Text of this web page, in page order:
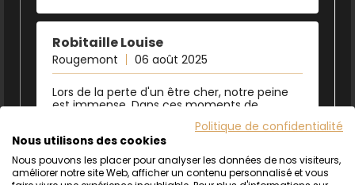
Robitaille Louise
Rougemont 06 août 2025
Lors de la perte d'un être cher, notre peine
est immense. Dans ces moments de
pour soutenir ceux qui restent. La distance
rend ma présence impossible, cependant,
j'espère que cette pensée sincère de
sympathie et de compréhension pourra
vous être d'un certain réconfort. Mes plus
Politique de confidentialité
Nous utilisons des cookies
Nous pouvons les placer pour analyser les données de nos visiteurs,
améliorer notre site Web, afficher un contenu personnalisé et vous